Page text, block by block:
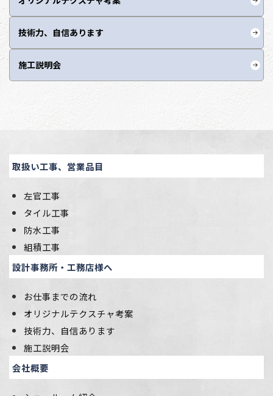
技術力、自信あります
施工説明会
取扱い工事、営業品目
左官工事
タイル工事
防水工事
組積工事
設計事務所・工務店様へ
お仕事までの流れ
オリジナルテクスチャ考案
技術力、自信あります
施工説明会
会社概要